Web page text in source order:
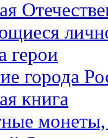
герои
города
книга